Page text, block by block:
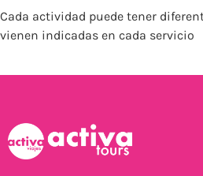
Cada actividad puede tener
vienen indicadas en cada servicio